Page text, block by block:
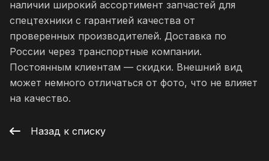
наличии широкий ассортимент запчастей для
спецтехники с гарантией качества от
проверенных производителей. Доставка по
России через транспортные компании.
Постоянным клиентам — скидки. Внешний вид
может немного отличаться от фото, что не влияет
на качество.
Назад к списку